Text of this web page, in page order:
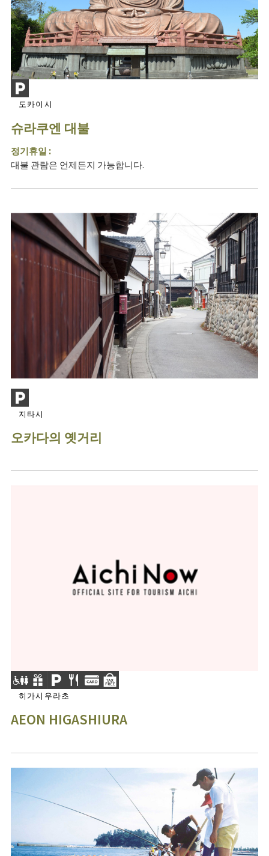
도카이시
슈라쿠엔 대불
정기휴일 :
대불 관람은 언제든지 가능합니다.
지타시
오카다의 옛거리
히가시우라초
AEON HIGASHIURA